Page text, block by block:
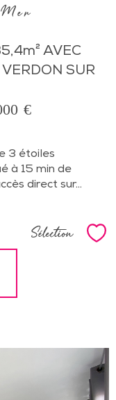
AVEC
SUR
€
3 étoiles
à 15 min de
direct sur...
Sélection